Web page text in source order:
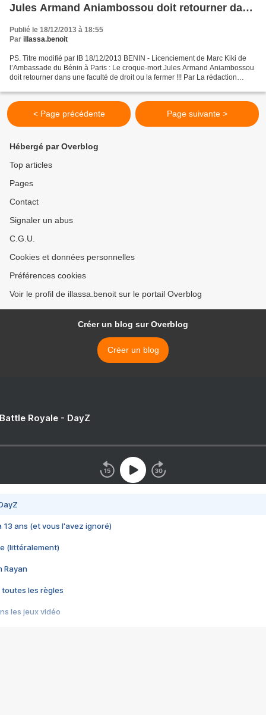
Jules Armand Aniambossou doit retourner dans
une faculté de droit ou la fermer !!!
Publié le 18/12/2013 à 18:55
Par illassa.benoit
PS. Titre modifié par IB 18/12/2013 BENIN - Licenciement de Marc Kiki de
l’Ambassade du Bénin à Paris : Le croque-mort Jules Armand Aniambossou
doit retourner dans une faculté de droit ou la fermer !!! Par La rédaction
< Page précédente Page suivante >
Hébergé par Overblog
Top articles
Pages
Contact
Signaler un abus
C.G.U.
Cookies et données personnelles
Préférences cookies
Voir le profil de illassa.benoit sur le portail Overblog
Créer un blog sur Overblog
Créer un blog
Royale - DayZ
13 ans (et vous l'avez ignoré)
(littéralement)
Rayan
toutes les règles
les jeux vidéo